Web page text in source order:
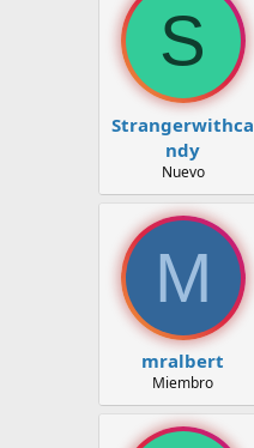
S
Strangerwithca
ndy
Nuevo
M
mralbert
Miembro